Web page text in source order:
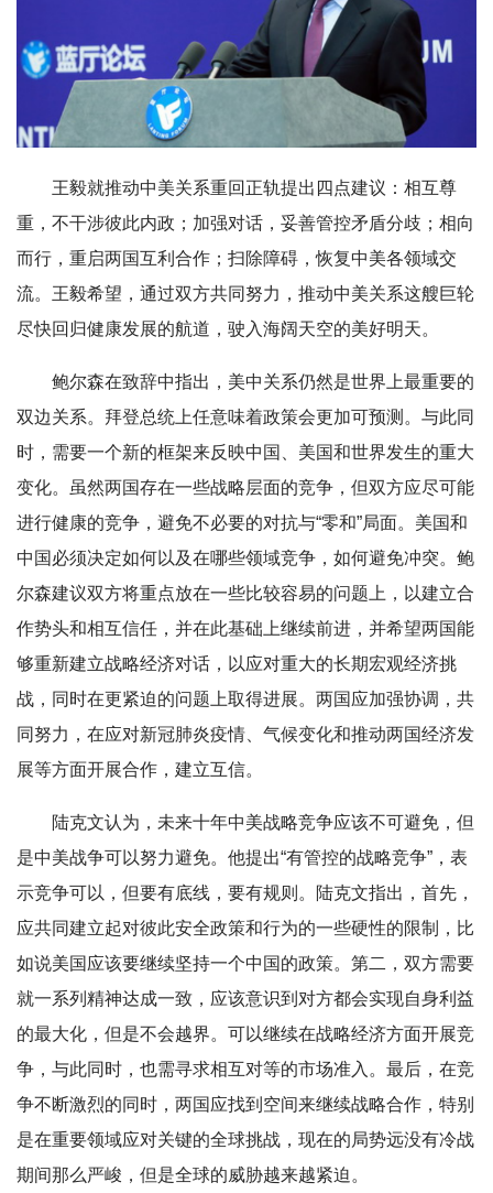
王毅就推动中美关系重回正轨提出四点建议：相互尊
重，不干涉彼此内政；加强对话，妥善管控矛盾分歧；相向
而行，重启两国互利合作；扫除障碍，恢复中美各领域交
流。王毅希望，通过双方共同努力，推动中美关系这艘巨轮
尽快回归健康发展的航道，驶入海阔天空的美好明天。
鲍尔森在致辞中指出，美中关系仍然是世界上最重要的
双边关系。拜登总统上任意味着政策会更加可预测。与此同
时，需要一个新的框架来反映中国、美国和世界发生的重大
变化。虽然两国存在一些战略层面的竞争，但双方应尽可能
进行健康的竞争，避免不必要的对抗与“零和”局面。美国和
中国必须决定如何以及在哪些领域竞争，如何避免冲突。鲍
尔森建议双方将重点放在一些比较容易的问题上，以建立合
作势头和相互信任，并在此基础上继续前进，并希望两国能
够重新建立战略经济对话，以应对重大的长期宏观经济挑
战，同时在更紧迫的问题上取得进展。两国应加强协调，共
同努力，在应对新冠肺炎疫情、气候变化和推动两国经济发
展等方面开展合作，建立互信。
陆克文认为，未来十年中美战略竞争应该不可避免，但
是中美战争可以努力避免。他提出“有管控的战略竞争”，表
示竞争可以，但要有底线，要有规则。陆克文指出，首先，
应共同建立起对彼此安全政策和行为的一些硬性的限制，比
如说美国应该要继续坚持一个中国的政策。第二，双方需要
就一系列精神达成一致，应该意识到对方都会实现自身利益
的最大化，但是不会越界。可以继续在战略经济方面开展竞
争，与此同时，也需寻求相互对等的市场准入。最后，在竞
争不断激烈的同时，两国应找到空间来继续战略合作，特别
是在重要领域应对关键的全球挑战，现在的局势远没有冷战
期间那么严峻，但是全球的威胁越来越紧迫。